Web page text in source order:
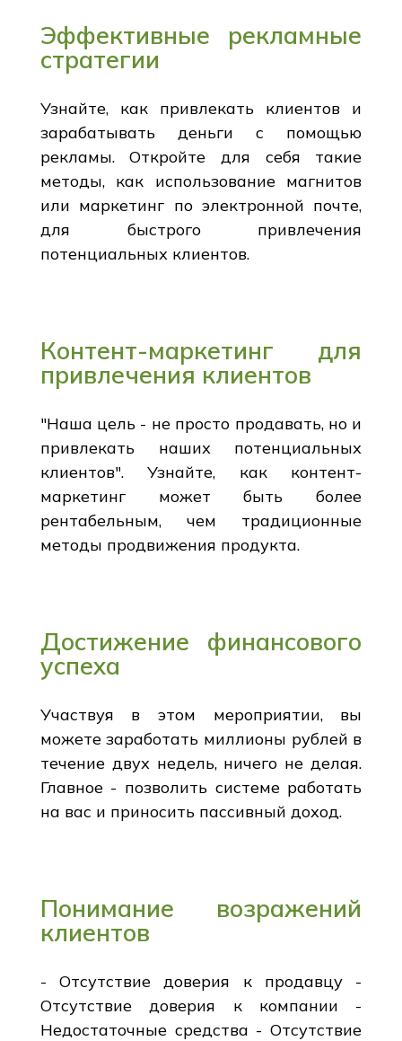
Эффективные рекламные
стратегии
Узнайте, как привлекать клиентов и
зарабатывать деньги с помощью
рекламы. Откройте для себя такие
методы, как использование магнитов
или маркетинг по электронной почте,
для быстрого привлечения
потенциальных клиентов.
Контент-маркетинг для
привлечения клиентов
"Наша цель - не просто продавать, но и
привлекать наших потенциальных
клиентов". Узнайте, как контент-
маркетинг может быть более
рентабельным, чем традиционные
методы продвижения продукта.
Достижение финансового
успеха
Участвуя в этом мероприятии, вы
можете заработать миллионы рублей в
течение двух недель, ничего не делая.
Главное - позволить системе работать
на вас и приносить пассивный доход.
Понимание возражений
клиентов
- Отсутствие доверия к продавцу -
Отсутствие доверия к компании -
Недостаточные средства - Отсутствие